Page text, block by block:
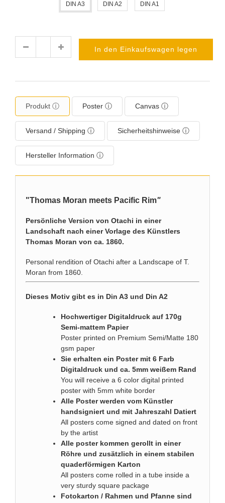
DIN A3 DIN A2 DIN A1
In den Einkaufswagen legen
Produkt ⓘ Poster ⓘ Canvas ⓘ
Versand / Shipping ⓘ Sicherheitshinweise ⓘ
Hersteller Information ⓘ
"Thomas Moran meets Pacific Rim"
Persönliche Version von Otachi in einer
Landschaft nach einer Vorlage des Künstlers
Thomas Moran von ca. 1860.
Personal rendition of Otachi after a Landscape of T.
Moran from 1860.
Dieses Motiv gibt es in Din A3 und Din A2
Hochwertiger Digitaldruck auf 170g
Semi-mattem Papier
Poster printed on Premium Semi/Matte 180
gsm paper
Sie erhalten ein Poster mit 6 Farb
Digitaldruck und ca. 5mm weißem Rand
You will receive a 6 color digital printed
poster with 5mm white border
Alle Poster werden vom Künstler
handsigniert und mit Jahreszahl Datiert
All posters come signed and dated on front
by the artist
Alle poster kommen gerollt in einer
Röhre und zusätzlich in einem stabilen
quaderförmigen Karton
All posters come rolled in a tube inside a
very sturdy square package
Fotokarton / Rahmen und Pfanne sind